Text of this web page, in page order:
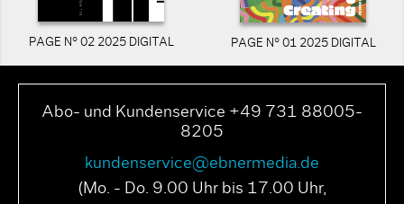
PAGE N° 02 2025 DIGITAL PAGE N° 01 2025 DIGITAL
Abo- und Kundenservice +49 731 88005-
8205
kundenservice@ebnermedia.de
(Mo. - Do. 9.00 Uhr bis 17.00 Uhr,